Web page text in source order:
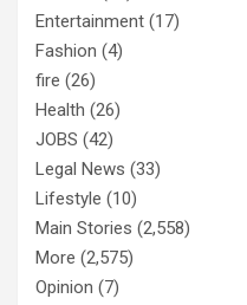
Entertainment (17)
Fashion (4)
fire (26)
Health (26)
JOBS (42)
Legal News (33)
Lifestyle (10)
Main Stories (2,558)
More (2,575)
Opinion (7)